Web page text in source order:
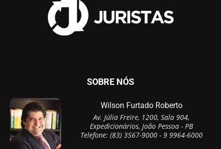
SOBRE NÓS
Wilson Furtado Roberto
Av. Júlia Freire, 1200, Sala 904,
Expedicionários, João Pessoa - PB
Telefone: (83) 3567-9000 - 9 9964-6000